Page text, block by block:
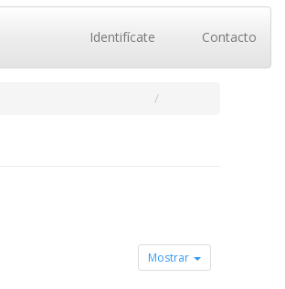
Identifícate Contacto
Mostrar